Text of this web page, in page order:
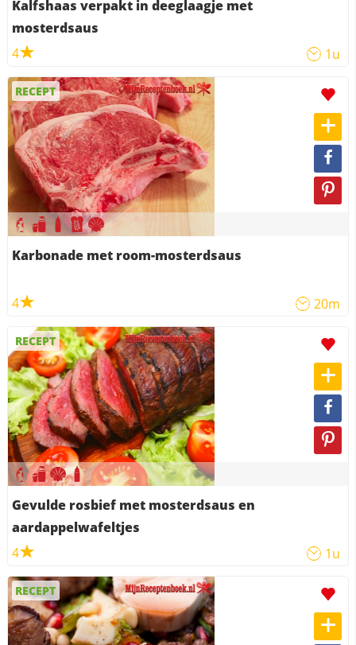
Kalfshaas verpakt in deeglaagje met
mosterdsaus
4
1u
RECEPT
Karbonade met room-mosterdsaus
4 20m
RECEPT
Gevulde rosbief met mosterdsaus en
aardappelwafeltjes
4
1u
RECEPT